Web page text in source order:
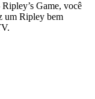
Game, você
um Ripley bem